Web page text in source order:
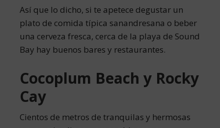
Así que lo dicho, si te apetece degustar un
plato de comida típica sanandresana o beber
una cerveza fresca, cerca de la playa de Sound
Bay hay buenos bares y restaurantes.
Cocoplum Beach y Rocky
Cay
Cientos de metros de tranquilas y hermosas